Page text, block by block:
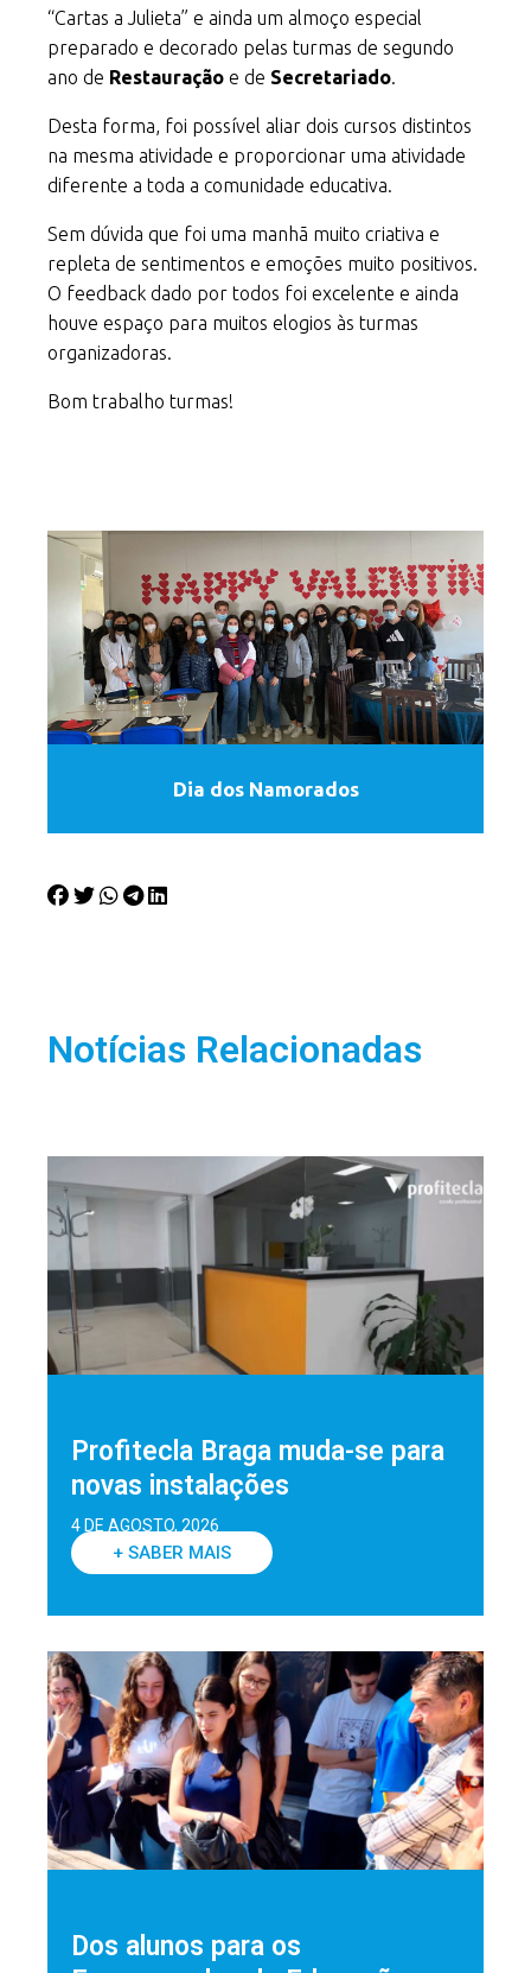
“Cartas a Julieta” e ainda um almoço especial
preparado e decorado pelas turmas de segundo
ano de Restauração e de Secretariado
Desta forma, foi possível aliar dois cursos distintos
na mesma atividade e proporcionar uma atividade
diferente a toda a comunidade educativa.
Sem dúvida que foi uma manhã muito criativa e
repleta de sentimentos e emoções muito positivos.
O feedback dado por todos foi excelente e ainda
houve espaço para muitos elogios às turmas
organizadoras.
Bom trabalho turmas!
Dia dos Namorados
Notícias Relacionadas
Profitecla Braga muda-se para
novas instalações
4 DE AGOSTO, 2026
+ SABER MAIS
Dos alunos para os